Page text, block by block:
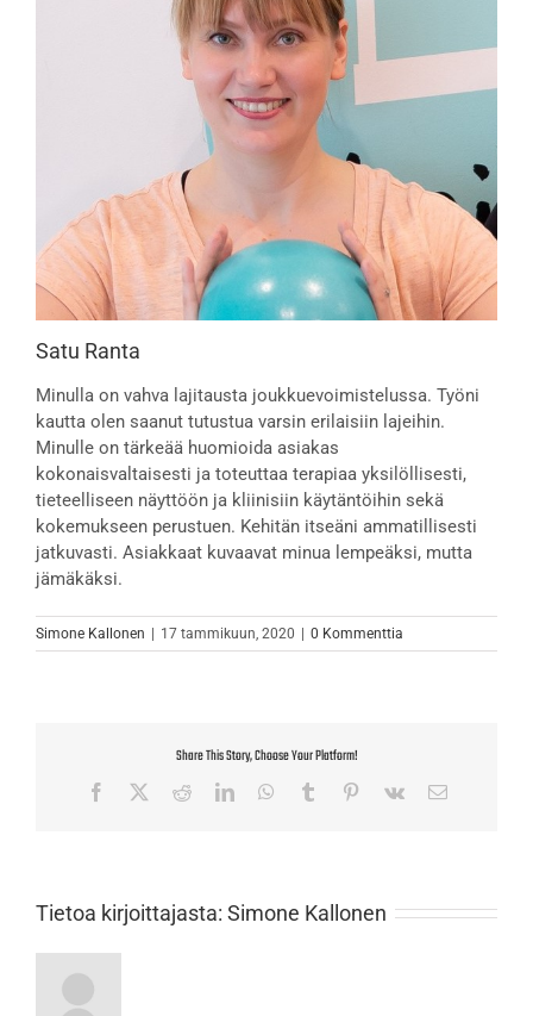
Satu Ranta
Minulla on vahva lajitausta joukkuevoimistelussa. Työni
kautta olen saanut tutustua varsin erilaisiin lajeihin.
Minulle on tärkeää huomioida asiakas
kokonaisvaltaisesti ja toteuttaa terapiaa yksilöllisesti,
tieteelliseen näyttöön ja kliinisiin käytäntöihin sekä
kokemukseen perustuen. Kehitän itseäni ammatillisesti
jatkuvasti. Asiakkaat kuvaavat minua lempeäksi, mutta
jämäkäksi.
Simone Kallonen | 17 tammikuun, 2020 | 0 Kommenttia
Share This Story, Choose Your Platform!
Facebook RedditLinkedInWhatsApp
Tumblr Pinterest
Vk Sähköposti
Tietoa kirjoittajasta: Simone Kallonen